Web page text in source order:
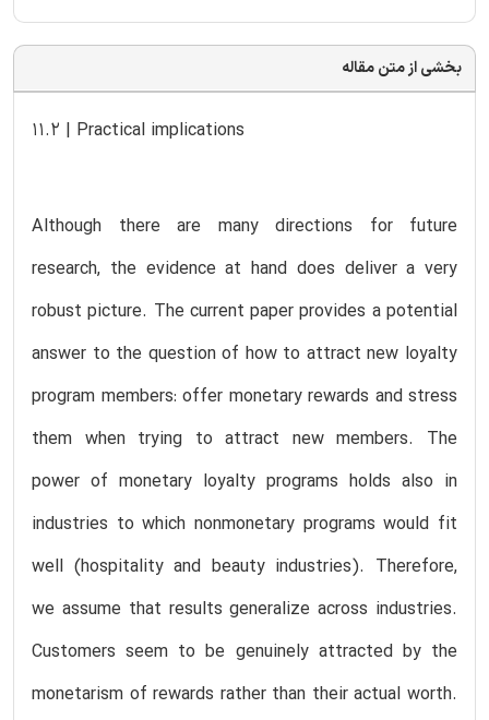
بخشی از متن مقاله
11.2 | Practical implications
Although there are many directions for future
research, the evidence at hand does deliver a very
robust picture. The current paper provides a potential
answer to the question of how to attract new loyalty
program members: offer monetary rewards and stress
them when trying to attract new members. The
power of monetary loyalty programs holds also in
industries to which nonmonetary programs would fit
well (hospitality and beauty industries). Therefore,
we assume that results generalize across industries.
Customers seem to be genuinely attracted by the
monetarism of rewards rather than their actual worth.